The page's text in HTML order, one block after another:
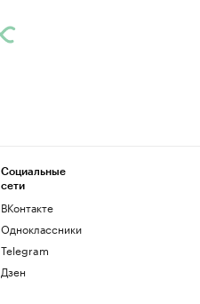
Социальные
сети
ВКонтакте
Одноклассники
Telegram
Дзен